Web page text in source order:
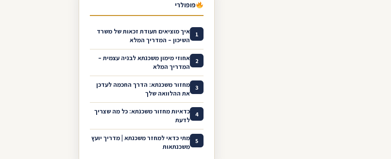
פופולרי
1
איך מוציאים תעודת זכאות של משרד
השיכון – המדריך המלא
2
אחוזי מימון משכנתא לבניה עצמית –
המדריך המלא
3
מחזור משכנתא: הדרך החכמה לעדכן
את ההלוואה שלך
4
כדאיות מחזור משכנתא: כל מה שצריך
לדעת
5
מתי כדאי למחזר משכנתא | מדריך יועץ
משכנתאות